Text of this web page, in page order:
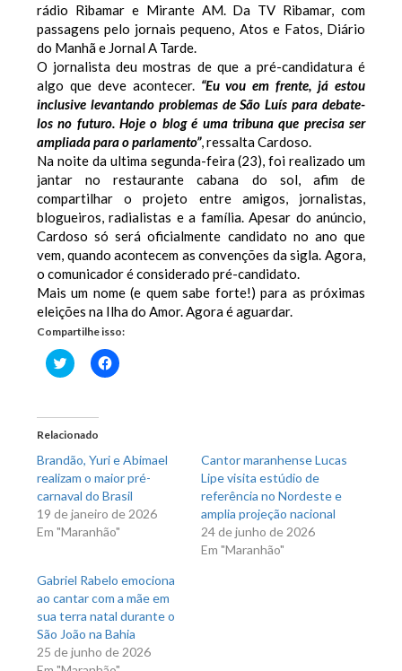
rádio Ribamar e Mirante AM. Da TV Ribamar, com
passagens pelo jornais pequeno, Atos e Fatos, Diário
do Manhã e Jornal A Tarde.
O jornalista deu mostras de que a pré-candidatura é
algo que deve acontecer. “Eu vou em frente, já estou
inclusive levantando problemas de São Luís para debate-
los no futuro. Hoje o blog é uma tribuna que precisa ser
ampliada para o parlamento”, ressalta Cardoso.
Na noite da ultima segunda-feira (23), foi realizado um
jantar no restaurante cabana do sol, afim de
compartilhar o projeto entre amigos, jornalistas,
blogueiros, radialistas e a família. Apesar do anúncio,
Cardoso só será oficialmente candidato no ano que
vem, quando acontecem as convenções da sigla. Agora,
o comunicador é considerado pré-candidato.
Mais um nome (e quem sabe forte!) para as próximas
eleições na Ilha do Amor. Agora é aguardar.
Compartilhe isso:
Clique
para
em
nova
janela)
Clique
para
Relacionado
Brandão, Yuri e Abimael
realizam o maior pré-
carnaval do Brasil
19 de janeiro de 2026
Em "Maranhão"
Cantor maranhense Lucas
Lipe visita estúdio de
referência no Nordeste e
amplia projeção nacional
24 de junho de 2026
Em "Maranhão"
Gabriel Rabelo emociona
ao cantar com a mãe em
sua terra natal durante o
São João na Bahia
25 de junho de 2026